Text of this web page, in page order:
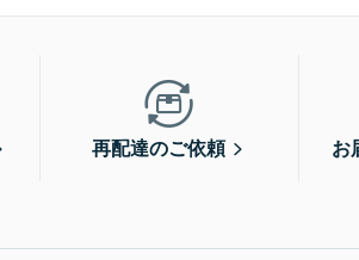
再配達のご依頼 お